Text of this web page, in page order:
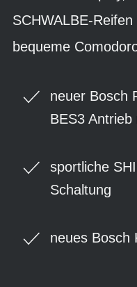
SCHWALBE-
bequeme
neuer Bosch
BES3
sportliche
Schaltung
neues Bosch